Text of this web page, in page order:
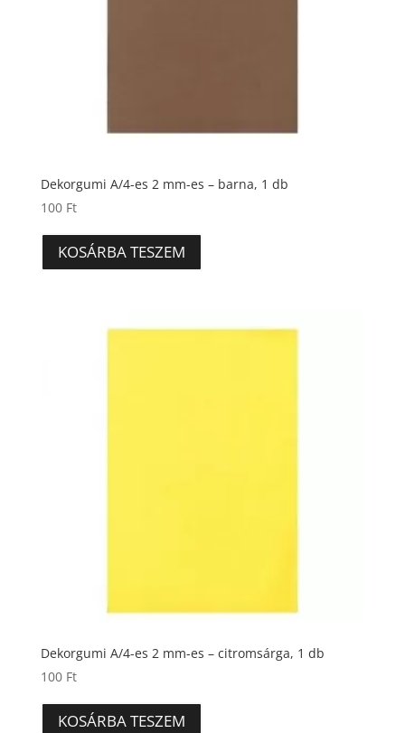
Dekorgumi A/4-es 2 mm-es – barna, 1 db
100 Ft
KOSÁRBA TESZEM
Dekorgumi A/4-es 2 mm-es – citromsárga, 1 db
100 Ft
KOSÁRBA TESZEM